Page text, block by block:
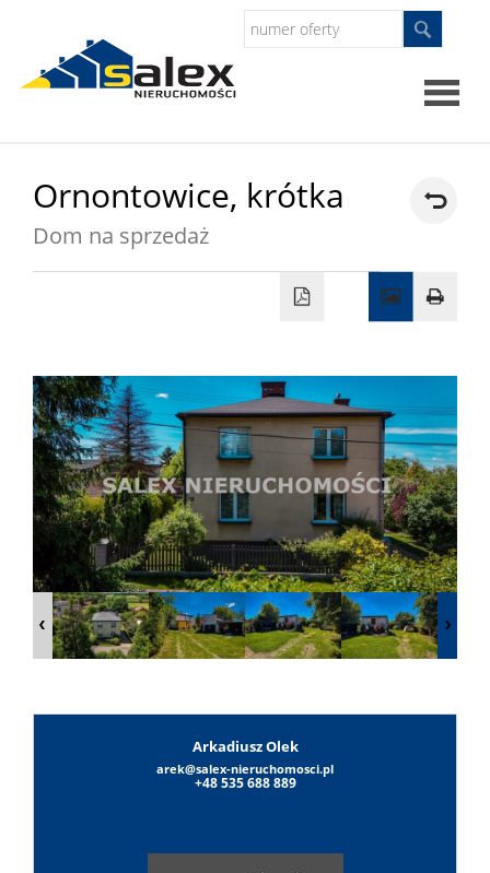
Dzialki
Lokale
Obiekty
Ornontowice, krótka
Dom na sprzedaż
Arkadiusz Olek
arek@salex-nieruchomosci.pl
+48 535 688 889